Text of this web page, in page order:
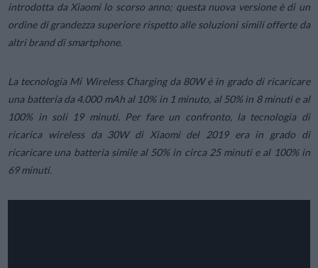
introdotta da Xiaomi lo scorso anno; questa nuova versione è di un
ordine di grandezza superiore rispetto alle soluzioni simili offerte da
altri brand di smartphone.
La tecnologia Mi Wireless Charging da 80W è in grado di ricaricare
una batteria da 4.000 mAh al 10% in 1 minuto, al 50% in 8 minuti e al
100% in soli 19 minuti. Per fare un confronto, la tecnologia di
ricarica wireless da 30W di Xiaomi del 2019 era in grado di
ricaricare una batteria simile al 50% in circa 25 minuti e al 100% in
69 minuti.